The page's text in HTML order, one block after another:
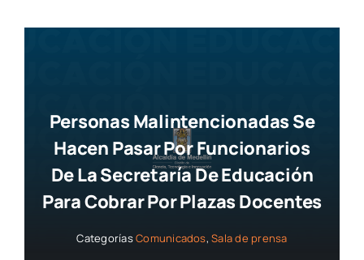
Personas Malintencionadas Se
Hacen Pasar Por Funcionarios
De La Secretaría De Educación
Para Cobrar Por Plazas Docentes
CategoríasComunicados,Sala de prensa